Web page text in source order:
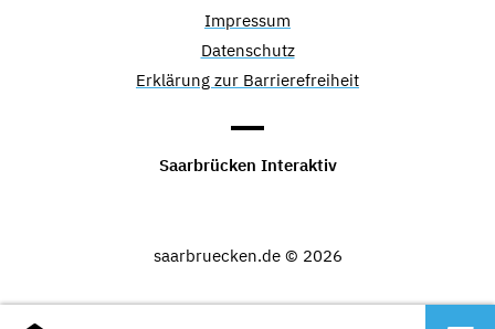
Impressum
Datenschutz
Erklärung zur Barrierefreiheit
Saarbrücken Interaktiv
saarbruecken.de © 2026